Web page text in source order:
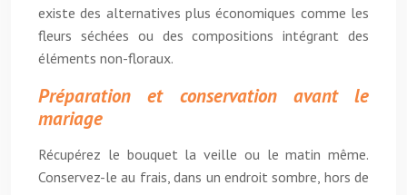
existe des alternatives plus économiques comme les
fleurs séchées ou des compositions intégrant des
éléments non-floraux.
Préparation et conservation avant le
mariage
Récupérez le bouquet la veille ou le matin même.
Conservez-le au frais, dans un endroit sombre, hors de